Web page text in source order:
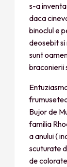
s-a
daca
binoclul e
deosebit si
sunt
braconierii
Bujor de
familia
a anului (
scuturate
de colorate